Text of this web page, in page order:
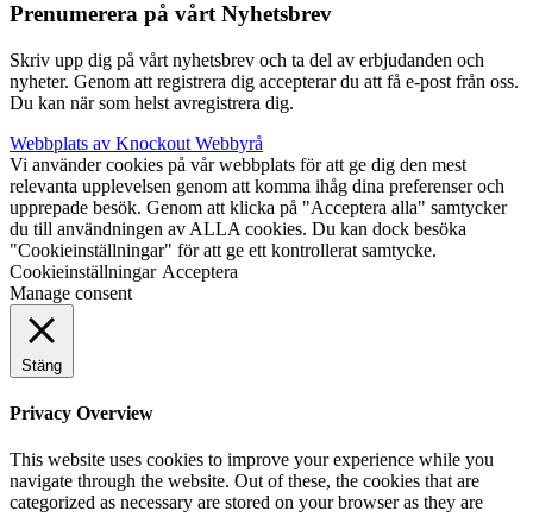
Prenumerera på vårt Nyhetsbrev
Skriv upp dig på vårt nyhetsbrev och ta del av erbjudanden och
nyheter. Genom att registrera dig accepterar du att få e-post från oss.
Du kan när som helst avregistrera dig.
Webbplats av Knockout Webbyrå
Vi använder cookies på vår webbplats för att ge dig den mest
relevanta upplevelsen genom att komma ihåg dina preferenser och
upprepade besök. Genom att klicka på "Acceptera alla" samtycker
du till användningen av ALLA cookies. Du kan dock besöka
"Cookieinställningar" för att ge ett kontrollerat samtycke.
Cookieinställningar Acceptera
Manage consent
Stäng
Privacy Overview
This website uses cookies to improve your experience while you
navigate through the website. Out of these, the cookies that are
categorized as necessary are stored on your browser as they are